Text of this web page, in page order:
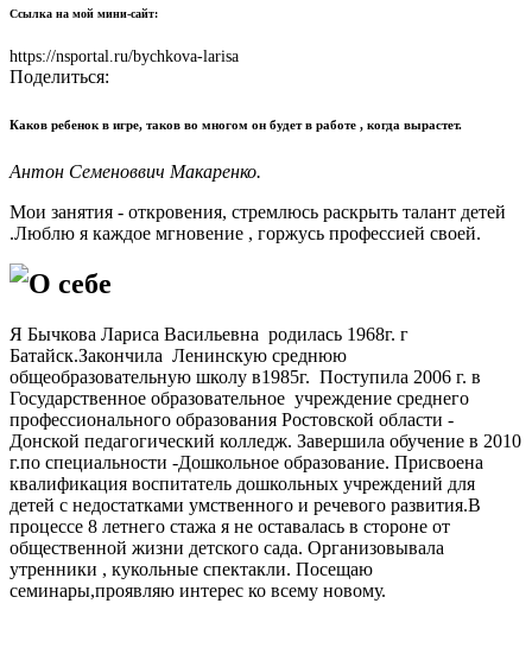
Ссылка на мой мини-сайт:
https://nsportal.ru/bychkova-larisa
Поделиться:
Каков ребенок в игре, таков во многом он будет в работе , когда вырастет.
Антон Семеноввич Макаренко.
Мои занятия - откровения, стремлюсь раскрыть талант детей
.Люблю я каждое мгновение , горжусь профессией своей.
О себе
Я Бычкова Лариса Васильевна родилась 1968г. г
Батайск.Закончила Ленинскую среднюю
общеобразовательную школу в1985г. Поступила 2006 г. в
Государственное образовательное учреждение среднего
профессионального образования Ростовской области -
Донской педагогический колледж. Завершила обучение в 2010
г.по специальности -Дошкольное образование. Присвоена
квалификация воспитатель дошкольных учреждений для
детей с недостатками умственного и речевого развития.В
процессе 8 летнего стажа я не оставалась в стороне от
общественной жизни детского сада. Организовывала
утренники , кукольные спектакли. Посещаю
семинары,проявляю интерес ко всему новому.